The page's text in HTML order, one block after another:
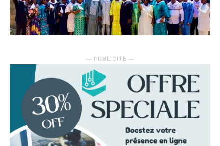
― PUBLICITE ―